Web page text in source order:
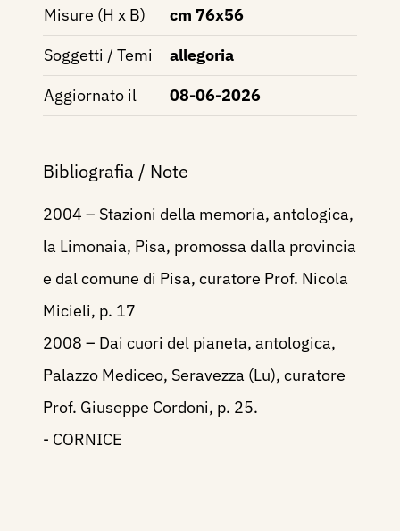
Misure (H x B)
cm 76x56
Soggetti / Temi
allegoria
Aggiornato il
08-06-2026
Bibliografia / Note
2004 – Stazioni della memoria, antologica,
la Limonaia, Pisa, promossa dalla provincia
e dal comune di Pisa, curatore Prof. Nicola
Micieli, p. 17
2008 – Dai cuori del pianeta, antologica,
Palazzo Mediceo, Seravezza (Lu), curatore
Prof. Giuseppe Cordoni, p. 25.
- CORNICE